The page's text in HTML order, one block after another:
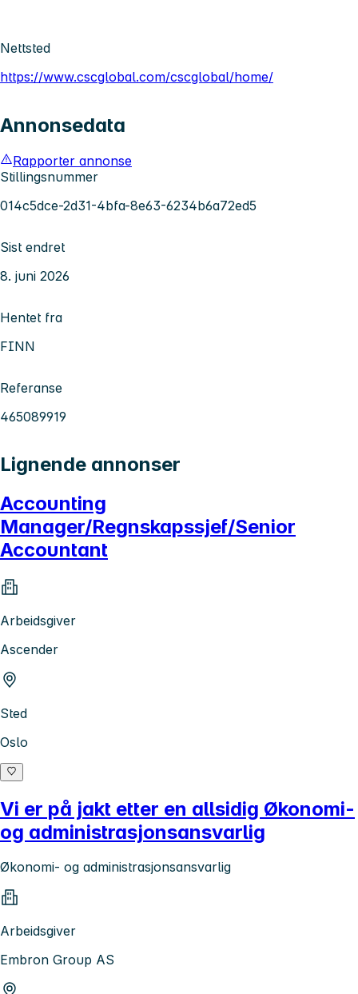
Nettsted
https://www.cscglobal.com/cscglobal/home/
Annonsedata
Rapporter annonse
Stillingsnummer
014c5dce-2d31-4bfa-8e63-6234b6a72ed5
Sist endret
8. juni 2026
Hentet fra
FINN
Referanse
465089919
Lignende annonser
Accounting
Manager/Regnskapssjef/Senior
Accountant
Arbeidsgiver
Ascender
Sted
Oslo
Vi er på jakt etter en allsidig Økonomi-
og administrasjonsansvarlig
Økonomi- og administrasjonsansvarlig
Arbeidsgiver
Embron Group AS